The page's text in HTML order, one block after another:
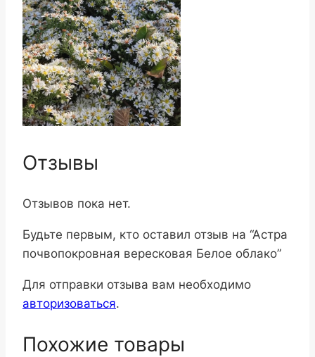
Отзывы
Отзывов пока нет.
Будьте первым, кто оставил отзыв на “Астра
почвопокровная вересковая Белое облако”
Для отправки отзыва вам необходимо
авторизоваться.
Похожие товары